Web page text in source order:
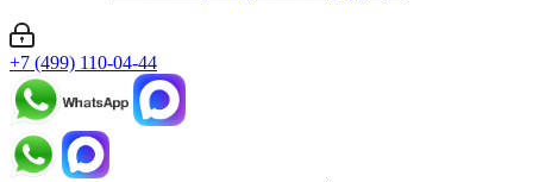
+7 (499) 110-04-44